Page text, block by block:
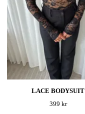
LACE BODYSUIT
399 kr